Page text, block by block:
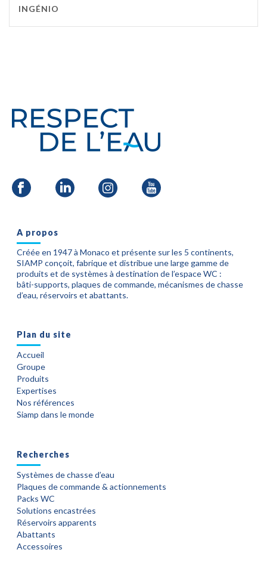
INGÉNIO
A propos
Créée en 1947 à Monaco et présente sur les 5 continents,
SIAMP conçoit, fabrique et distribue une large gamme de
produits et de systèmes à destination de l’espace WC :
bâti-supports, plaques de commande, mécanismes de chasse
d’eau, réservoirs et abattants.
Plan du site
Accueil
Groupe
Produits
Expertises
Nos références
Siamp dans le monde
Recherches
Systèmes de chasse d’eau
Plaques de commande & actionnements
Packs WC
Solutions encastrées
Réservoirs apparents
Abattants
Accessoires